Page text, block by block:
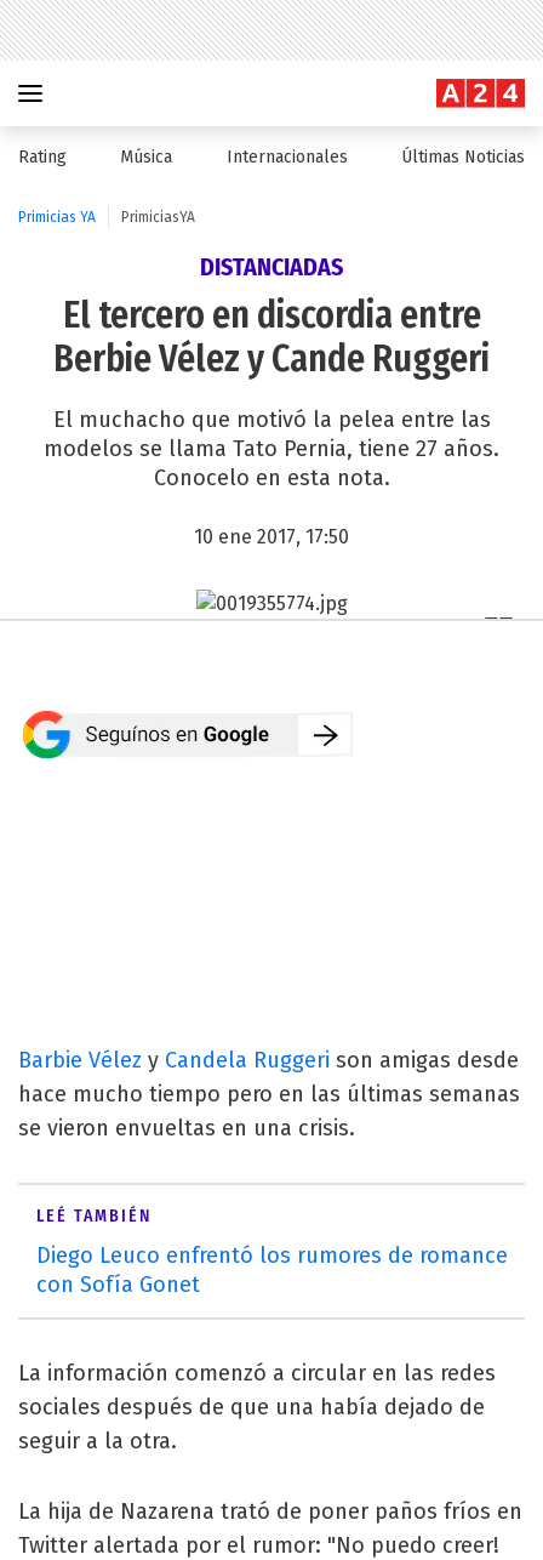
Rating Música Internacionales Últimas Noticias
Primicias YA PrimiciasYA
DISTANCIADAS
El tercero en discordia entre
Berbie Vélez y Cande Ruggeri
El muchacho que motivó la pelea entre las
modelos se llama Tato Pernia, tiene 27 años.
Conocelo en esta nota.
10 ene 2017, 17:50
Barbie Vélez y Candela Ruggeri son amigas desde
hace mucho tiempo pero en las últimas semanas
se vieron envueltas en una crisis.
LEÉ TAMBIÉN
Diego Leuco enfrentó los rumores de romance
con Sofía Gonet
La información comenzó a circular en las redes
sociales después de que una había dejado de
seguir a la otra.
La hija de Nazarena trató de poner paños fríos en
Twitter alertada por el rumor: "No puedo creer!